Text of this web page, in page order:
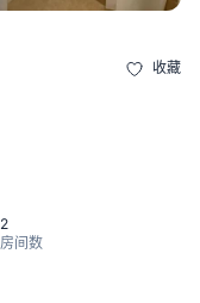
收藏
2
房间数